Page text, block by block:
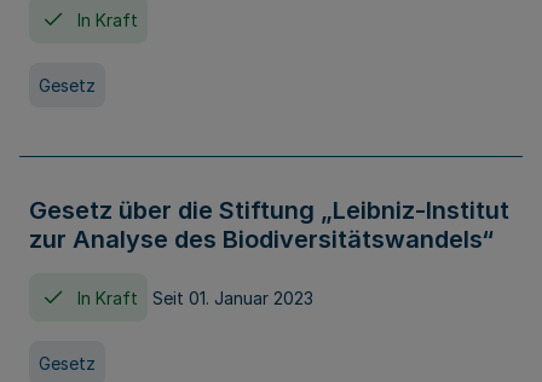
In Kraft
Gesetz
Gesetz über die Stiftung „Leibniz-Institut
zur Analyse des Biodiversitätswandels“
In Kraft Seit 01. Januar 2023
Gesetz